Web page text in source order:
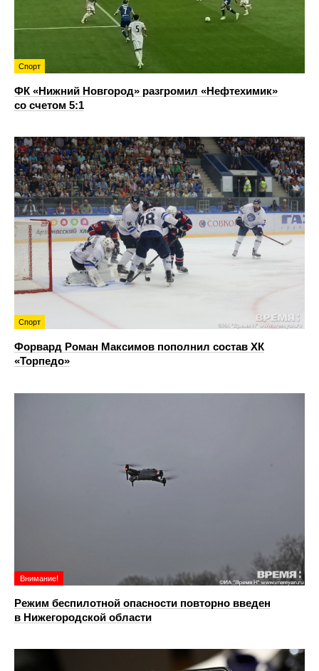
Спорт
ФК «Нижний Новгород» разгромил «Нефтехимик»
со счетом 5:1
Спорт
Форвард Роман Максимов пополнил состав ХК
«Торпедо»
Внимание!
Режим беспилотной опасности повторно введен
в Нижегородской области